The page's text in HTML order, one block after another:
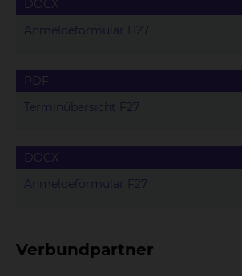
DOCX
Anmeldeformular H27
PDF
Terminübersicht F27
DOCX
Anmeldeformular F27
Verbundpartner